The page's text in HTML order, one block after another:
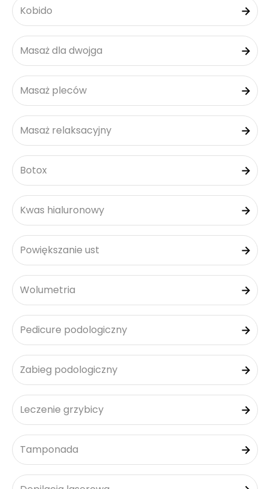
Kobido
Masaż dla dwojga
Masaż pleców
Masaż relaksacyjny
Botox
Kwas hialuronowy
Powiększanie ust
Wolumetria
Pedicure podologiczny
Zabieg podologiczny
Leczenie grzybicy
Tamponada